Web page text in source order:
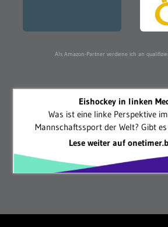
Als Amazon-Partner verdiene ich an
Eishockey in linken
Was ist eine linke Perspektive
Mannschaftssport der Welt? Gibt es
Lese weiter auf